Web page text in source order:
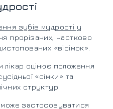
зубів мудрості у
прорізаних, частково
«вісімок».
оцінює положення
«сімки» та
структур.
застосовуватися